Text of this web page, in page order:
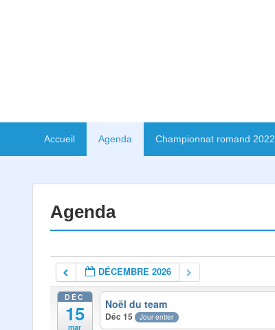
Accueil Agenda Championnat romand 2022
Agenda
DÉCEMBRE 2026
DÉC
15
mar
Noël du team
Déc 15 Jour entier